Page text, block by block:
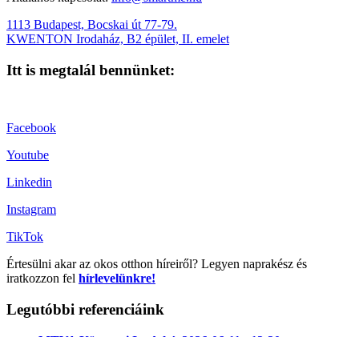
1113 Budapest, Bocskai út 77-79.
KWENTON Irodaház, B2 épület, II. emelet
Itt is megtalál bennünket:
Facebook
Youtube
Linkedin
Instagram
TikTok
Értesülni akar az okos otthon híreiről? Legyen naprakész és
iratkozzon fel hírlevelünkre!
Legutóbbi referenciáink